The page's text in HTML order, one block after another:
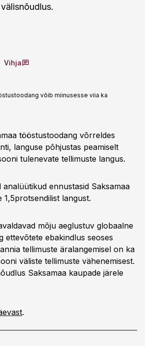
Vihja
võib miinusesse viia ka
tööstustoodang võrreldes
languse põhjustas peamiselt
tulenevate tellimuste langus.
analüütikud ennustasid Saksamaa
langust.
mõju aeglustuv globaalne
ettevõtete ebakindlus seoses
tellimuste äralangemisel on ka
väliste tellimuste vähenemisest.
Saksamaa kaupade järele
.